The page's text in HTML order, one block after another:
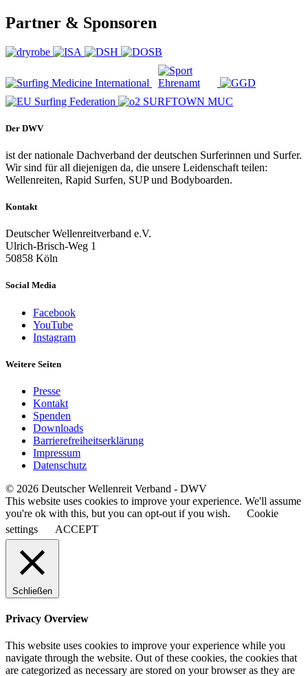
Partner & Sponsoren
Der DWV
ist der nationale Dachverband der deutschen Surferinnen und Surfer.
Wir sind für all diejenigen da, die unsere Leidenschaft teilen:
Wellenreiten, Rapid Surfen, SUP und Bodyboarden.
Kontakt
Deutscher Wellenreitverband e.V.
Ulrich-Brisch-Weg 1
50858 Köln
Social Media
Facebook
YouTube
Instagram
Weitere Seiten
Presse
Kontakt
Spenden
Downloads
Barrierefreiheitserklärung
Impressum
Datenschutz
© 2026 Deutscher Wellenreit Verband - DWV
This website uses cookies to improve your experience. We'll assume
you're ok with this, but you can opt-out if you wish.
Cookie
settings
ACCEPT
Schließen
Privacy Overview
This website uses cookies to improve your experience while you
navigate through the website. Out of these cookies, the cookies that
are categorized as necessary are stored on your browser as they are